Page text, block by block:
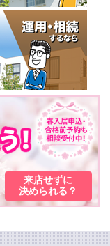
来店せずに
決められる？